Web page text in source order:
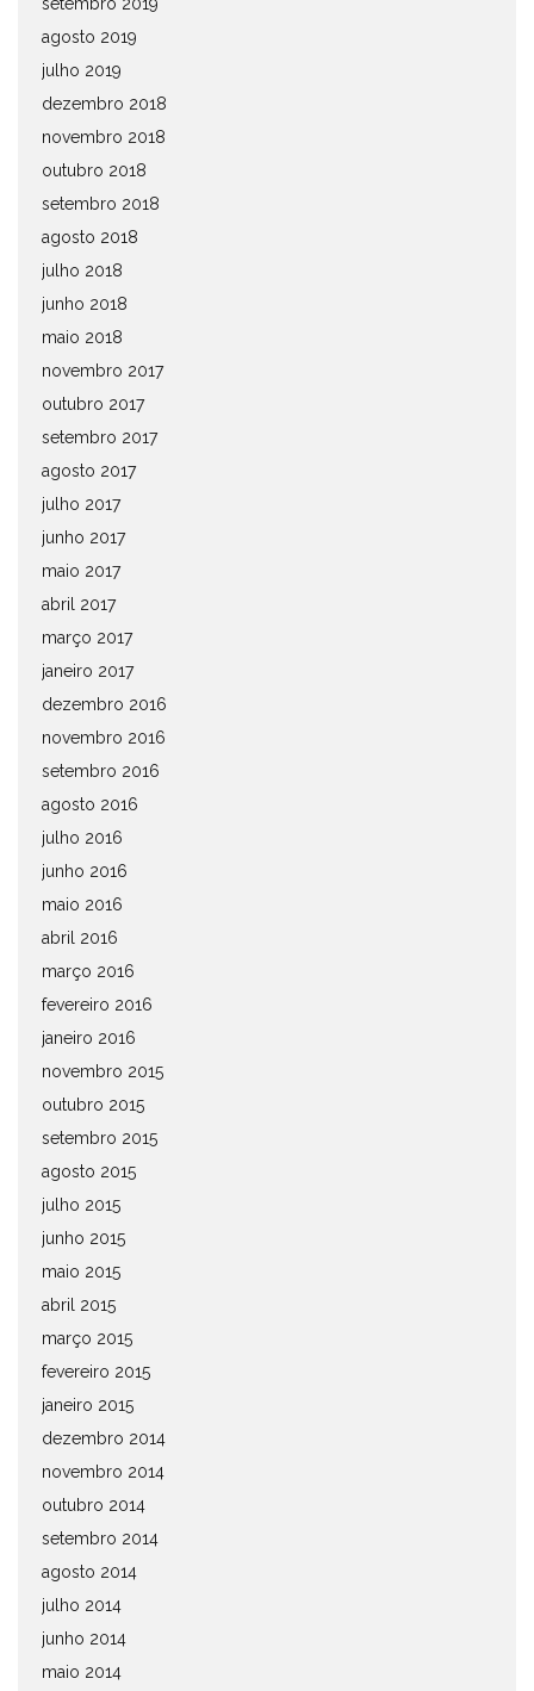
setembro 2019
agosto 2019
julho 2019
dezembro 2018
novembro 2018
outubro 2018
setembro 2018
agosto 2018
julho 2018
junho 2018
maio 2018
novembro 2017
outubro 2017
setembro 2017
agosto 2017
julho 2017
junho 2017
maio 2017
abril 2017
março 2017
janeiro 2017
dezembro 2016
novembro 2016
setembro 2016
agosto 2016
julho 2016
junho 2016
maio 2016
abril 2016
março 2016
fevereiro 2016
janeiro 2016
novembro 2015
outubro 2015
setembro 2015
agosto 2015
julho 2015
junho 2015
maio 2015
abril 2015
março 2015
fevereiro 2015
janeiro 2015
dezembro 2014
novembro 2014
outubro 2014
setembro 2014
agosto 2014
julho 2014
junho 2014
maio 2014